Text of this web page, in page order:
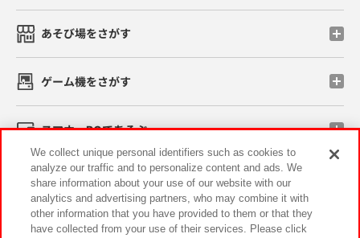
あそび場をさがす
ゲーム機をさがす
スマホ・PCであそぶ
イベント・キャンペーン
We collect unique personal identifiers such as cookies to
analyze our traffic and to personalize content and ads. We
share information about your use of our website with our
analytics and advertising partners, who may combine it with
other information that you have provided to them or that they
have collected from your use of their services. Please click